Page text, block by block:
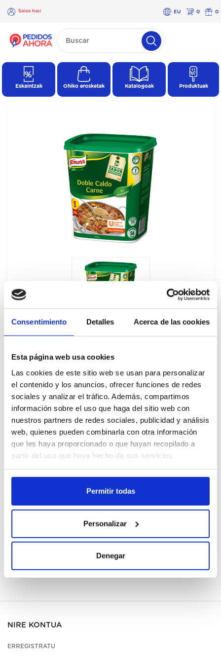
Consentimiento Detalles Acerca de las cookies
Esta página web usa cookies
Las cookies de este sitio web se usan para personalizar
el contenido y los anuncios, ofrecer funciones de redes
sociales y analizar el tráfico. Además, compartimos
información sobre el uso que haga del sitio web con
nuestros partners de redes sociales, publicidad y análisis
web, quienes pueden combinarla con otra información
que les haya proporcionado o que hayan recopilado a
partir del uso que haya hecho de sus servicios.
Permitir todas
Personalizar
Denegar
Saioa hasi EU 0 0
×
Saioa
Eskaintzak Ohiko erosketak Katalogoak Produktuak
Caldo Doble Carne Deshidratado Knorr
1KG
340612
Cajas
Erregistratu
Ez dago eskuragarri, eskatu orain
Fitxa teknikoa ikusi
NIRE KONTUA
ERREGISTRATU